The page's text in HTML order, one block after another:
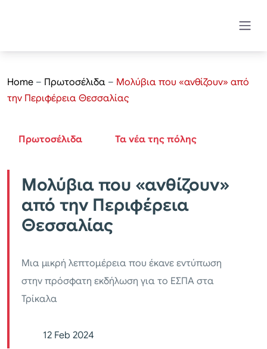
Home – Πρωτοσέλιδα – Μολύβια που «ανθίζουν» από
την Περιφέρεια Θεσσαλίας
Πρωτοσέλιδα Τα νέα της πόλης
Μολύβια που «ανθίζουν»
από την Περιφέρεια
Θεσσαλίας
Μια μικρή λεπτομέρεια που έκανε εντύπωση
στην πρόσφατη εκδήλωση για το ΕΣΠΑ στα
Τρίκαλα
12 Feb 2024